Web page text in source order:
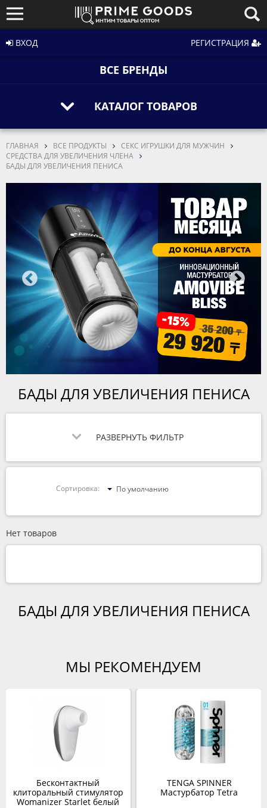
ВХОД РЕГИСТРАЦИЯ
ВСЕ БРЕНДЫ
КАТАЛОГ ТОВАРОВ
ГЛАВНАЯ ВСЕ ПРОДУКТЫ
СЕКС ИГРУШКИ ДЛЯ МУЖЧИН
СРЕДСТВА ДЛЯ УВЕЛИЧЕНИЯ ЧЛЕНА
БАДЫ ДЛЯ УВЕЛИЧЕНИЯ ПЕНИСА
БАДЫ ДЛЯ УВЕЛИЧЕНИЯ ПЕНИСА
РАЗВЕРНУТЬ ФИЛЬТР
Сортировка: По умолчанию
Нет товаров
БАДЫ ДЛЯ УВЕЛИЧЕНИЯ ПЕНИСА
МЫ РЕКОМЕНДУЕМ
Бесконтактный
клиторальный стимулятор
Womanizer Starlet белый
TENGA SPINNER
Мастурбатор Tetra